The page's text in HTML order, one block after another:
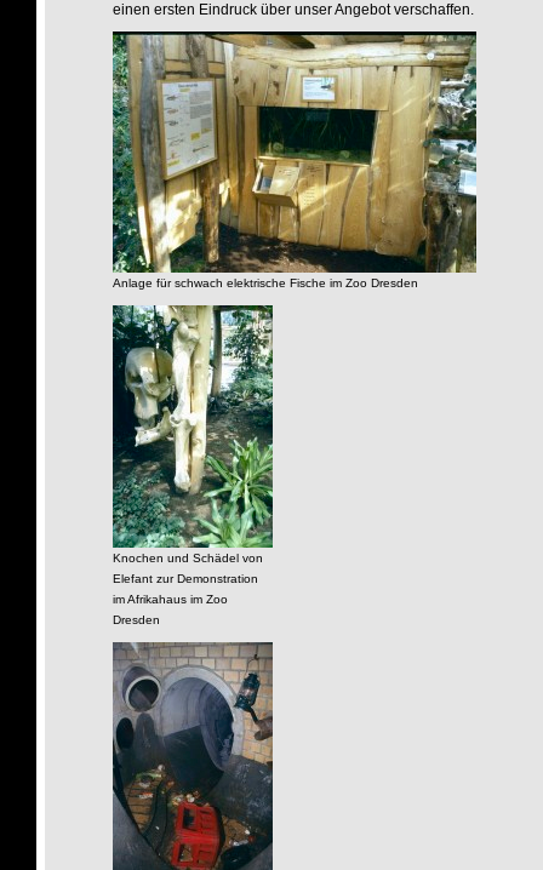
einen ersten Eindruck über unser Angebot verschaffen.
Anlage für schwach elektrische Fische im Zoo Dresden
Knochen und Schädel von
Elefant zur Demonstration
im Afrikahaus im Zoo
Dresden